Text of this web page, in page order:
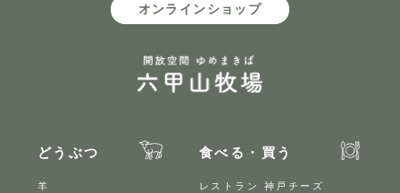
オンラインショップ
どうぶつ
羊
食べる・買う
レストラン 神戸チーズ